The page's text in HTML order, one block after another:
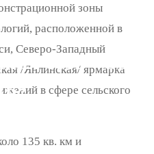
сеть «Один
зоны
расположенной в
Северо-Западный
/Янлинская/ ярмарка
в сфере сельского
135 кв. км и